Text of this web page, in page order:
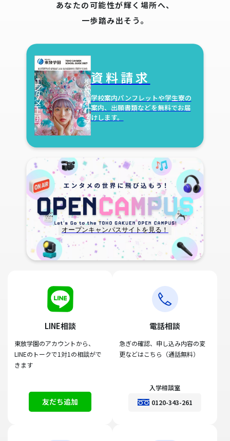
あなたの可能性が輝く場所へ、
一歩踏み出そう。
資料請求
学校案内パンフレットや学生寮の
案内、 出願書類などを無料でお届
けします。
オープンキャンパスサイトを見る！
LINE相談
東放学園のアカウントから、
LINEのトークで1対1の相談がで
きます
友だち追加
電話相談
急ぎの確認、申し込み内容の変
更などはこちら（通話無料）
入学相談室
0120-343-261